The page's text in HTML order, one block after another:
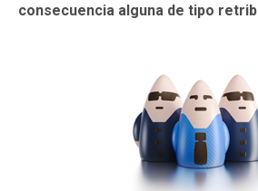
consecuencia alguna de tipo